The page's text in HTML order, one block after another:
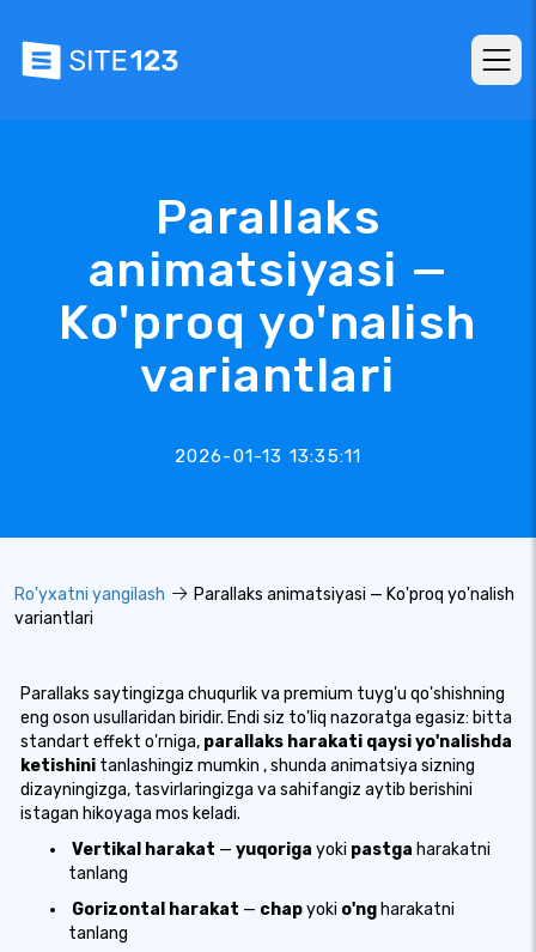
Parallaks
animatsiyasi —
Ko'proq yo'nalish
variantlari
2026-01-13 13:35:11
Ro'yxatni yangilash
Parallaks animatsiyasi — Ko'proq yo'nalish
variantlari
Parallaks saytingizga chuqurlik va premium tuyg'u qo'shishning
eng oson usullaridan biridir. Endi siz to'liq nazoratga egasiz: bitta
standart effekt o'rniga, parallaks harakati qaysi yo'nalishda
ketishini tanlashingiz mumkin , shunda animatsiya sizning
dizayningizga, tasvirlaringizga va sahifangiz aytib berishini
istagan hikoyaga mos keladi.
Vertikal harakat — yuqoriga yoki pastga harakatni
tanlang
Gorizontal harakat — chapyoki o'ng harakatni
tanlang